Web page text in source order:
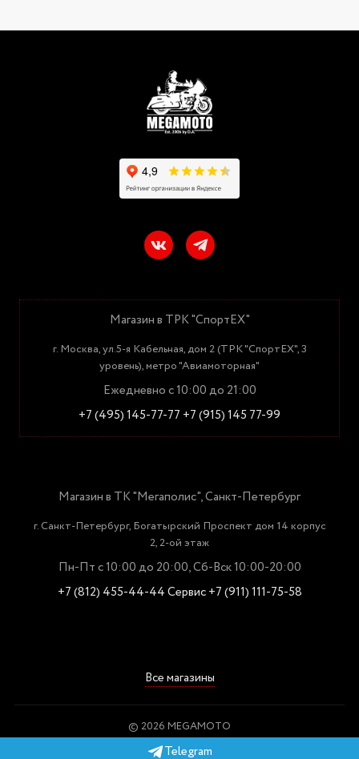
Магазин в ТРК "СпортЕХ"
г. Москва, ул.5-я Кабельная, дом 2 (ТРК "СпортЕХ", 3
уровень), метро "Авиамоторная"
Ежедневно с 10:00 до 21:00
+7 (495) 145-77-77 +7 (915) 145 77-99
Магазин в ТК "Мегаполис", Санкт-Петербург
г. Санкт-Петербург, Богатырский Проспект дом 14 корпус
2, 2-ой этаж
Пн-Пт с 10:00 до 20:00, Сб-Вск 10:00-20:00
+7 (812) 455-44-44Сервис +7 (911) 111-75-58
Все магазины
© 2026 MEGAMOTO
Пользовательское соглашение
Telegram